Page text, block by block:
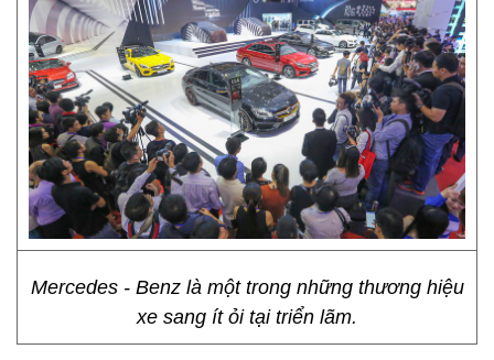
Mercedes - Benz là một trong những thương hiệu
xe sang ít ỏi tại triển lãm.